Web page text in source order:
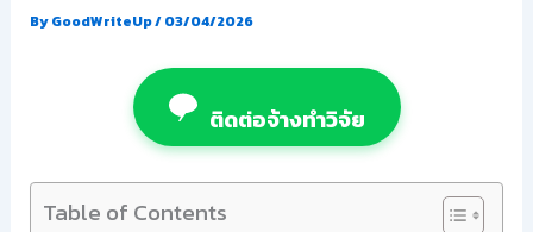
ByGoodWriteUp/03/04/2026
ติดต่อจ้างทำวิจัย
Table of Contents